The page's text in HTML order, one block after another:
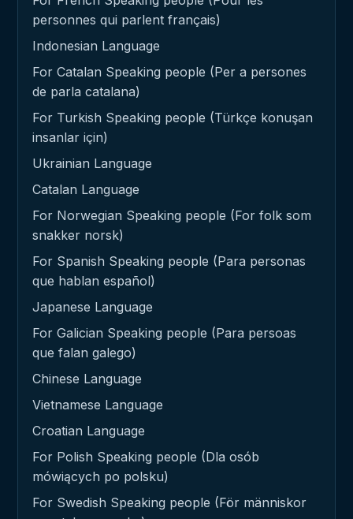
personnes qui parlent français)
Indonesian Language
For Catalan Speaking people (Per a persones
de parla catalana)
For Turkish Speaking people (Türkçe konuşan
insanlar için)
Ukrainian Language
Catalan Language
For Norwegian Speaking people (For folk som
snakker norsk)
For Spanish Speaking people (Para personas
que hablan español)
Japanese Language
For Galician Speaking people (Para persoas
que falan galego)
Chinese Language
Vietnamese Language
Croatian Language
For Polish Speaking people (Dla osób
mówiących po polsku)
For Swedish Speaking people (För människor